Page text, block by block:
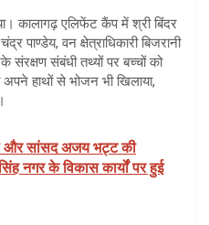
कालागढ़ एलिफेंट कैंप में श्री बिंदर
पाण्डेय, वन क्षेत्राधिकारी बिजरानी
संरक्षण संबंधी तथ्यों पर बच्चों को
अपने हाथों से भोजन भी खिलाया,
और सांसद अजय भट्ट की
नगर के विकास कार्यों पर हुई